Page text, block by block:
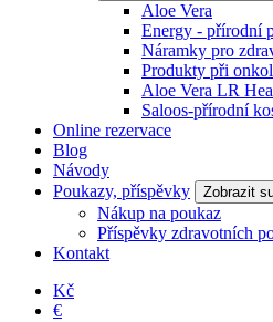
Aloe Vera
Energy - přírodní
Náramky pro
Produkty při
Aloe Vera LR
Saloos-přírodní
Online rezervace
Blog
Návody
Poukazy, příspěvky
Zobrazit
Nákup na poukaz
Příspěvky zdravotních
Kontakt
Kč
€